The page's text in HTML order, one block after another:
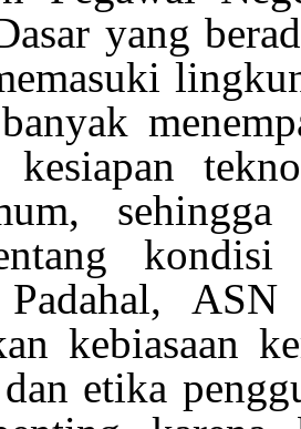
yang
banyak
kesiapan
, sehingga
kebiasaan
etika